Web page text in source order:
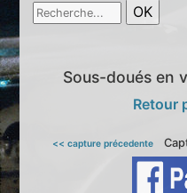
Sous-doués en
Retour
<< capture précedente